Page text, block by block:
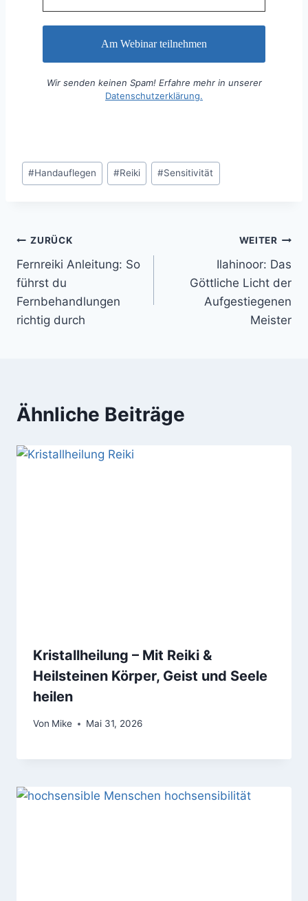
Wir senden keinen Spam! Erfahre mehr in unserer
Datenschutzerklärung.
Schlagworte:
#Handauflegen #Reiki #Sensitivität
Beitragsnavigation
ZURÜCK
Fernreiki Anleitung: So
führst du
Fernbehandlungen
richtig durch
WEITER
Ilahinoor: Das
Göttliche Licht der
Aufgestiegenen
Meister
Ähnliche Beiträge
Kristallheilung – Mit Reiki &
Heilsteinen Körper, Geist und Seele
heilen
Von Mike Mai 31, 2026